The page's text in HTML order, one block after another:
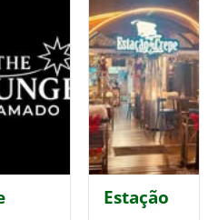
Estação